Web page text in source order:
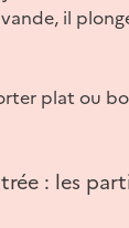
il
plat ou
: les